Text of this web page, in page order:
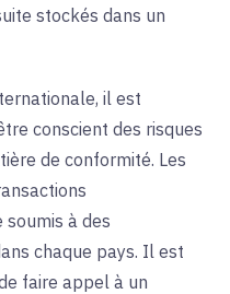
stockés dans un
il est
conscient des risques
de conformité. Les
à des
chaque pays. Il est
faire appel à un